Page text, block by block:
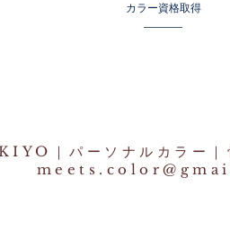
カラー資格取得
｜パーソナルカラー｜